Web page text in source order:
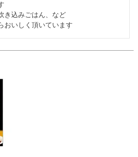
き込みごはん、など
おいしく頂いています